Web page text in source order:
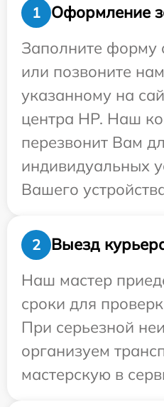
1
Оформление
Заполните форму
или позвоните
указанному на
центра HP. Наш
перезвонит Вам
индивидуальных
Вашего
2
Выезд
Наш мастер
сроки для
При серьезной
организуем
мастерскую в